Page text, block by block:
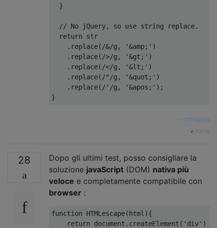
}
// No jQuery, so use string replace.
return str
. replace( /&/g , '&amp;' )
. replace( />/g , '&gt;' )
. replace( /</g , '&lt;' )
. replace( /"/g , '&quot;' )
. replace( /'/g , '&apos;' );
}
intrepidis
fonte
28
Dopo gli ultimi test, posso consigliare la
soluzione javaScript (DOM) nativa più
veloce e completamente compatibile con
browser :
function HTMLescape(html ){
return document . createElement ( 'div' )